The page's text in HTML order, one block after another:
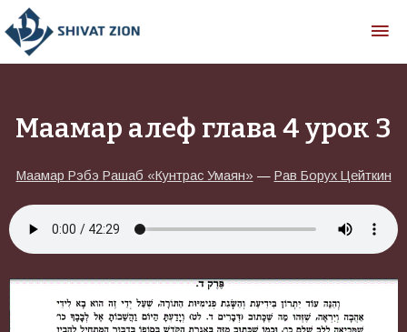
Маамар алеф глава 4 урок 3
Маамар Рэбэ Рашаб «Кунтрас Умаян» — Рав Борух Цейткин